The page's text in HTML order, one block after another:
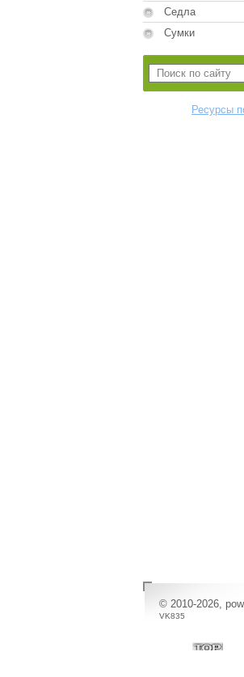
Седла
Сумки
Ресурсы
© 2010-2026,
VK835